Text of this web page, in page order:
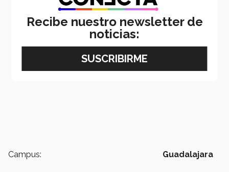
Campus: Guadalajara
Recibe nuestro newsletter de
noticias: